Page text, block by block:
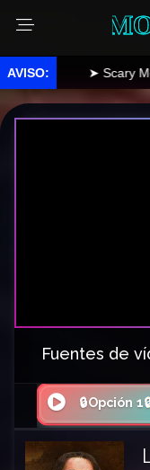
➤ Scary Movie 6,
Fuentes de
🔒Opción